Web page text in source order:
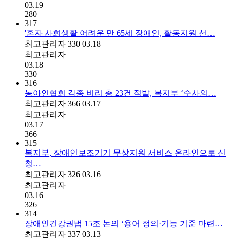
03.19
280
317
'혼자 사회생활 어려운 만 65세 장애인, 활동지원 선…
최고관리자 330 03.18
최고관리자
03.18
330
316
농아인협회 각종 비리 총 23건 적발, 복지부 ‘수사의…
최고관리자 366 03.17
최고관리자
03.17
366
315
복지부, 장애인보조기기 무상지원 서비스 온라인으로 신
청…
최고관리자 326 03.16
최고관리자
03.16
326
314
장애인건강권법 15조 논의 ‘용어 정의·기능 기준 마련…
최고관리자 337 03.13